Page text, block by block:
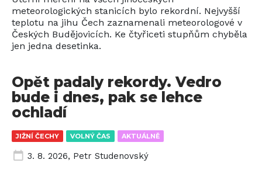
meteorologických stanicích bylo rekordní. Nejvyšší
teplotu na jihu Čech zaznamenali meteorologové v
Českých Budějovicích. Ke čtyřiceti stupňům chyběla
jen jedna desetinka.
JIŽNÍ ČECHY VOLNÝ ČAS AKTUÁLNĚ
Opět padaly rekordy. Vedro
bude i dnes, pak se lehce
ochladí
3. 8. 2026, Petr Studenovský